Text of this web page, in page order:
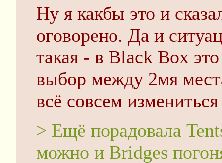
Ну я какбы это и
оговорено. Да и
такая - в Black Box
выбор между 2мя
всё совсем
> Ещё порадовала
можно и Bridges